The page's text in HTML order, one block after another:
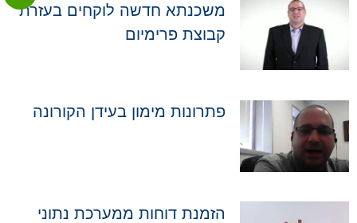
משכנתא חדשה לוקחים בעזרת
קבוצת פרימיום
פתרונות מימון בעידן הקורונה
הזמנת דוחות ממערכת נתוני